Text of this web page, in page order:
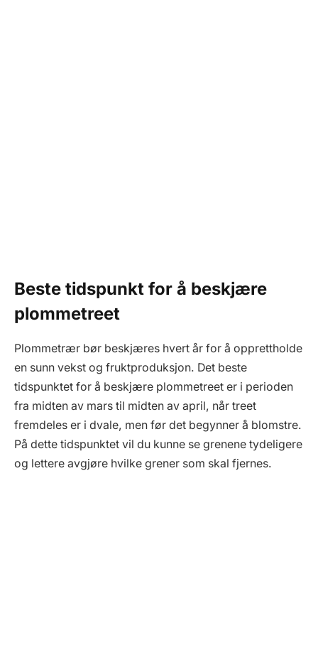
Beste tidspunkt for å beskjære
plommetreet
Plommetrær bør beskjæres hvert år for å opprettholde
en sunn vekst og fruktproduksjon. Det beste
tidspunktet for å beskjære plommetreet er i perioden
fra midten av mars til midten av april, når treet
fremdeles er i dvale, men før det begynner å blomstre.
På dette tidspunktet vil du kunne se grenene tydeligere
og lettere avgjøre hvilke grener som skal fjernes.